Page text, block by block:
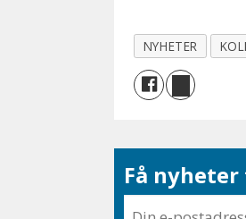
NYHETER
Få